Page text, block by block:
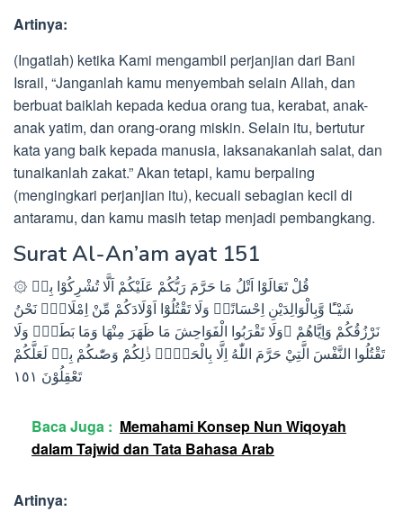
Artinya:
(Ingatlah) ketika Kami mengambil perjanjian dari Bani
Israil, “Janganlah kamu menyembah selain Allah, dan
berbuat baiklah kepada kedua orang tua, kerabat, anak-
anak yatim, dan orang-orang miskin. Selain itu, bertutur
kata yang baik kepada manusia, laksanakanlah salat, dan
tunaikanlah zakat.” Akan tetapi, kamu berpaling
(mengingkari perjanjian itu), kecuali sebagian kecil di
antaramu, dan kamu masih tetap menjadi pembangkang.
Surat Al-An’am ayat 151
۞ قُلْ تَعَالَوْا اَتْلُ مَا حَرَّمَ رَبُّكُمْ عَلَيْكُمْ اَلَّا تُشْرِكُوْا بِهٖ
شَيْـًٔا وَّبِالْوَالِدَيْنِ اِحْسَانًاۚ وَلَا تَقْتُلُوْٓا اَوْلَادَكُمْ مِّنْ اِمْلَاقٍۗ نَحْنُ
نَرْزُقُكُمْ وَاِيَّاهُمْ ۚوَلَا تَقْرَبُوا الْفَوَاحِشَ مَا ظَهَرَ مِنْهَا وَمَا بَطَنَۚ وَلَا
تَقْتُلُوا النَّفْسَ الَّتِيْ حَرَّمَ اللّٰهُ اِلَّا بِالْحَقِّۗ ذٰلِكُمْ وَصّٰىكُمْ بِهٖ لَعَلَّكُمْ
تَعْقِلُوْنَ ١٥١
Baca Juga : Memahami Konsep Nun Wiqoyah
dalam Tajwid dan Tata Bahasa Arab
Artinya: